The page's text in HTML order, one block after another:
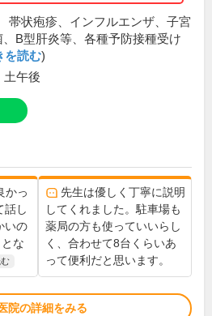
帯状疱疹、インフルエンザ、子宮
B型肝炎等、各種予防接種受け
を読む)
土午後
かっ
話し
いの
な
先生は優しく丁寧に説明
してくれました。駐車場も
薬局の方も使っていいらし
く、合わせて8台くらいあ
って便利だと思います。
院の詳細をみる